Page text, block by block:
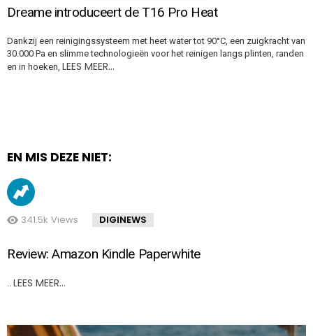
Dreame introduceert de T16 Pro Heat
Dankzij een reinigingssysteem met heet water tot 90°C, een zuigkracht van
30.000 Pa en slimme technologieën voor het reinigen langs plinten, randen
en in hoeken, LEES MEER…
EN MIS DEZE NIET:
341.5k Views DIGINEWS
Review: Amazon Kindle Paperwhite
LEES MEER…